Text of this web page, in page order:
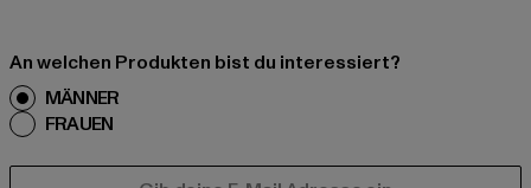
An welchen Produkten bist du interessiert?
MÄNNER
FRAUEN